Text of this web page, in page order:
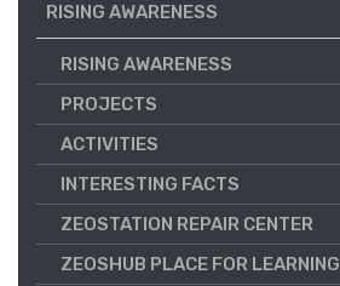
RISING AWARENESS
RISING AWARENESS
PROJECTS
ACTIVITIES
INTERESTING FACTS
ZEOSTATION REPAIR CENTER
ZEOSHUB PLACE FOR LEARNING